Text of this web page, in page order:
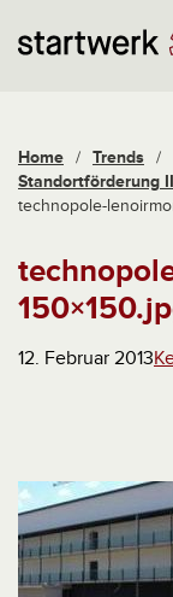
Home / Trends /
Standortförderung
technopole-
12. Februar 2013